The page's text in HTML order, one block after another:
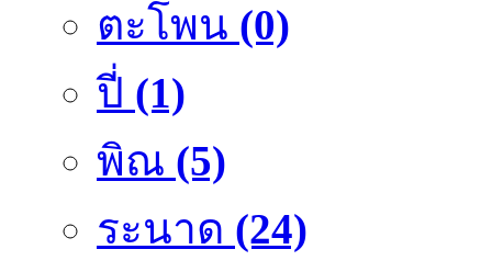
ตะโพน (0)
ปี่ (1)
พิณ (5)
ระนาด (24)